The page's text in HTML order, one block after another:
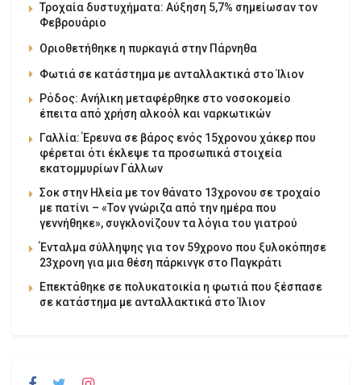
Τροχαία δυστυχήματα: Αύξηση 5,7% σημείωσαν τον
Φεβρουάριο
Οριοθετήθηκε η πυρκαγιά στην Πάρνηθα
Φωτιά σε κατάστημα με ανταλλακτικά στο Ίλιον
Ρόδος: Ανήλικη μεταφέρθηκε στο νοσοκομείο
έπειτα από χρήση αλκοόλ και ναρκωτικών
Γαλλία: Έρευνα σε βάρος ενός 15χρονου χάκερ που
φέρεται ότι έκλεψε τα προσωπικά στοιχεία
εκατομμυρίων Γάλλων
Σοκ στην Ηλεία με τον θάνατο 13χρονου σε τροχαίο
με πατίνι – «Τον γνώριζα από την ημέρα που
γεννήθηκε», συγκλονίζουν τα λόγια του γιατρού
Ένταλμα σύλληψης για τον 59χρονο που ξυλοκόπησε
23χρονη για μια θέση πάρκινγκ στο Παγκράτι
Επεκτάθηκε σε πολυκατοικία η φωτιά που ξέσπασε
σε κατάστημα με ανταλλακτικά στο Ίλιον